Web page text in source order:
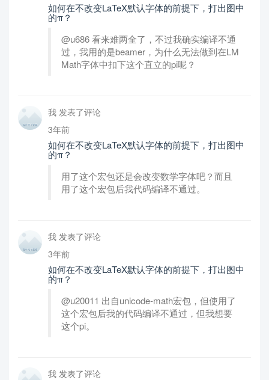
如何在不改变LaTeX默认字体的前提下，打出图中
的π？
@u686 看来难两全了，不过我确实编译不通
过，我用的是beamer，为什么无法做到在LM
Math字体中扣下这个直立的pi呢？
我 发表了评论
3年前
如何在不改变LaTeX默认字体的前提下，打出图中
的π？
用了这个宏包还是会改变数学字体吧？而且
用了这个宏包后我代码编译不通过。
我 发表了评论
3年前
如何在不改变LaTeX默认字体的前提下，打出图中
的π？
@u20011 出自unicode-math宏包，但使用了
这个宏包后我的代码编译不通过，但我想要
这个pi。
我 发表了评论